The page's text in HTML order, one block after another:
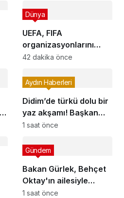
UEFA, FIFA
organizasyonlarını
boykot kararından geri
Dünya
42 dakika önce
Didim’de türkü dolu bir
yaz akşamı! Başkan
Gençay’dan
Aydın Haberleri
1 saat önce
Bakan Gürlek, Behçet
Oktay'ın ailesiyle
görüştü: İnşallah
Gündem
1 saat önce